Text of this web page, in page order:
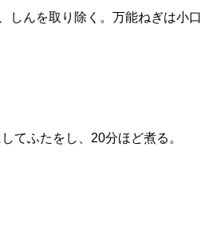
しんを取り除く。万能ねぎは小口
てふたをし、20分ほど煮る。